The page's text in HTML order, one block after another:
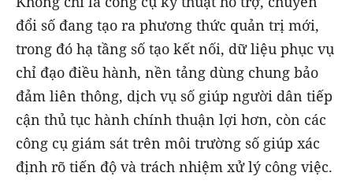
đổi số đang tạo ra phương thức quản trị mới,
trong đó hạ tầng số tạo kết nối, dữ liệu phục vụ
chỉ đạo điều hành, nền tảng dùng chung bảo
đảm liên thông, dịch vụ số giúp người dân tiếp
cận thủ tục hành chính thuận lợi hơn, còn các
công cụ giám sát trên môi trường số giúp xác
định rõ tiến độ và trách nhiệm xử lý công việc.